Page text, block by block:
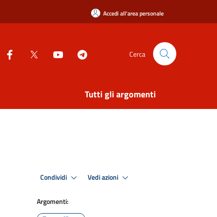
Accedi all'area personale
Cerca
Tutti gli argomenti
Condividi Vedi azioni
Argomenti: